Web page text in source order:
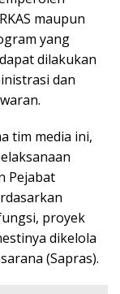
maupun
yang
dilakukan
dan
tim media ini,
Pejabat
proyek
dikelola
(Sapras).